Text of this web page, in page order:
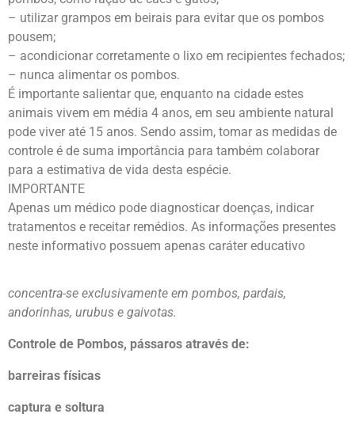
– utilizar grampos em beirais para evitar que os pombos
pousem;
– acondicionar corretamente o lixo em recipientes fechados;
– nunca alimentar os pombos.
É importante salientar que, enquanto na cidade estes
animais vivem em média 4 anos, em seu ambiente natural
pode viver até 15 anos. Sendo assim, tomar as medidas de
controle é de suma importância para também colaborar
para a estimativa de vida desta espécie.
IMPORTANTE
Apenas um médico pode diagnosticar doenças, indicar
tratamentos e receitar remédios. As informações presentes
neste informativo possuem apenas caráter educativo
concentra-se exclusivamente em pombos, pardais,
andorinhas, urubus e gaivotas.
Controle de Pombos, pássaros através de:
barreiras físicas
captura e soltura